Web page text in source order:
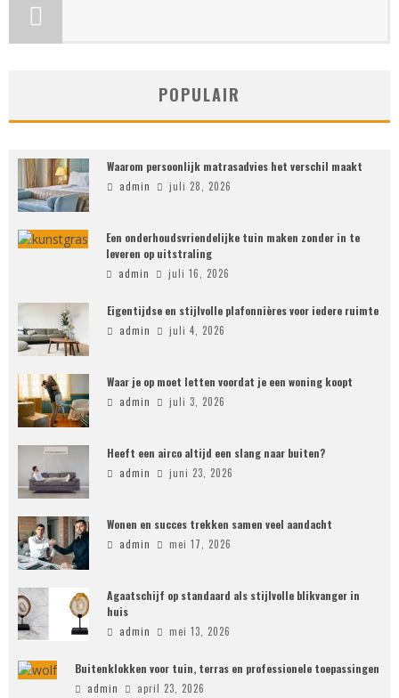
POPULAIR
Waarom persoonlijk matrasadvies het verschil maakt
admin juli 28, 2026
Een onderhoudsvriendelijke tuin maken zonder in te
leveren op uitstraling
admin juli 16, 2026
Eigentijdse en stijlvolle plafonnières voor iedere ruimte
admin juli 4, 2026
Waar je op moet letten voordat je een woning koopt
admin juli 3, 2026
Heeft een airco altijd een slang naar buiten?
admin juni 23, 2026
Wonen en succes trekken samen veel aandacht
admin mei 17, 2026
Agaatschijf op standaard als stijlvolle blikvanger in
huis
admin mei 13, 2026
Buitenklokken voor tuin, terras en professionele toepassingen
admin april 23, 2026